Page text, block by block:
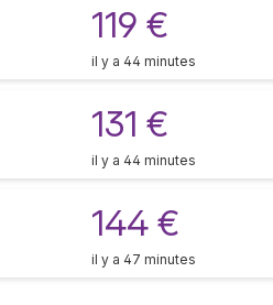
119 €
il y a 44 minutes
131 €
il y a 44 minutes
144 €
il y a 47 minutes